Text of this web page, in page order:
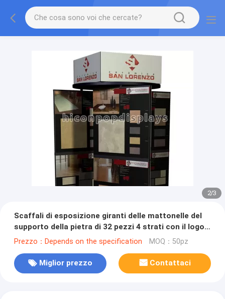
2/3
Scaffali di esposizione giranti delle mattonelle del
supporto della pietra di 32 pezzi 4 strati con il logo
su ordinazione di marca
Prezzo：Depends on the specification MOQ：50pz
Miglior prezzo Contattaci